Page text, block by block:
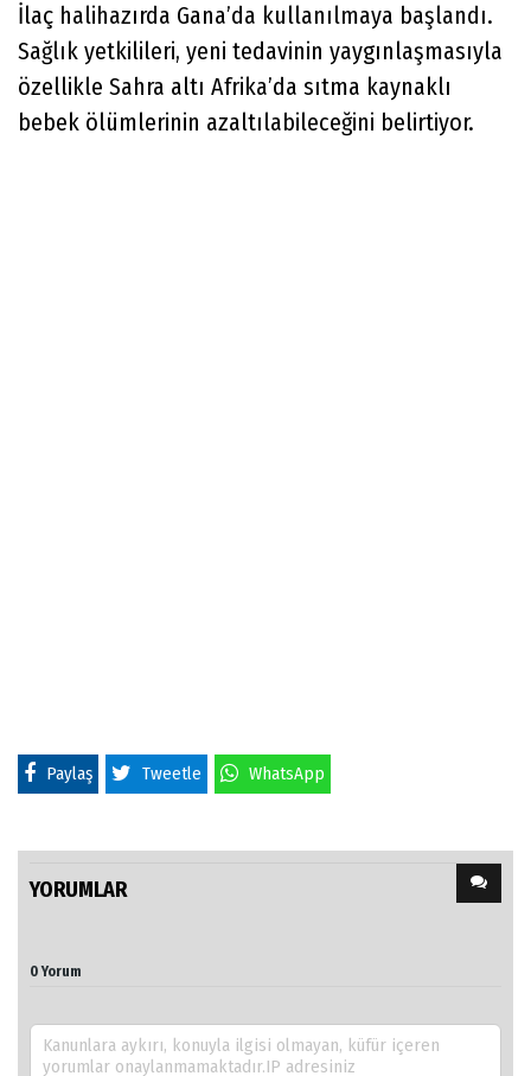
İlaç halihazırda Gana’da kullanılmaya başlandı.
Sağlık yetkilileri, yeni tedavinin yaygınlaşmasıyla
özellikle Sahra altı Afrika’da sıtma kaynaklı
bebek ölümlerinin azaltılabileceğini belirtiyor.
Paylaş Tweetle WhatsApp
YORUMLAR
0 Yorum